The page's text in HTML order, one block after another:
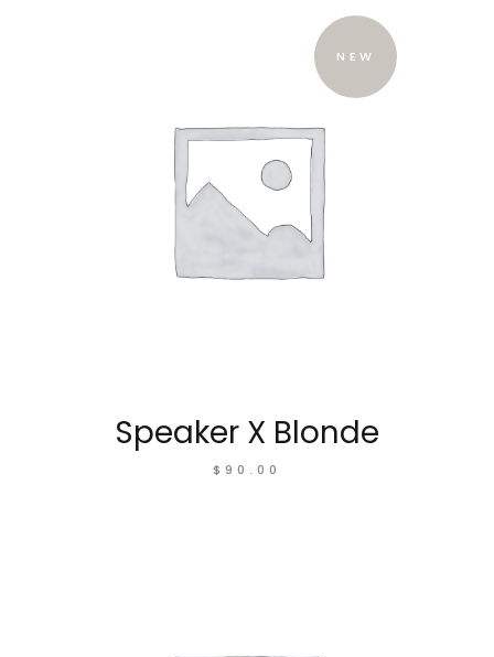
NEW
Speaker X Blonde
$90.00